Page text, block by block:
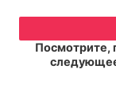
Посмотрите,
следующее